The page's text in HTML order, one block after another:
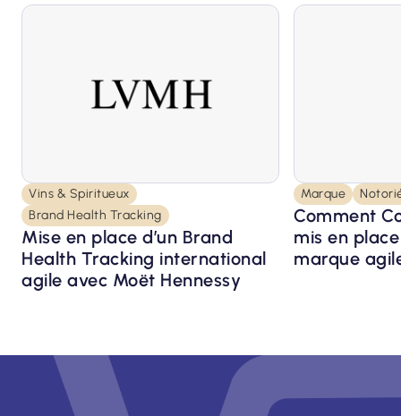
Vins & Spiritueux
Brand Health Tracking
Mise en place d’un Brand
Health Tracking international
agile avec Moët Hennessy
Marque
Comment
mis en
marque